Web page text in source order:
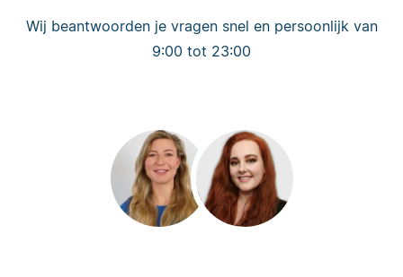
Wij beantwoorden je vragen snel en persoonlijk van
9:00 tot 23:00